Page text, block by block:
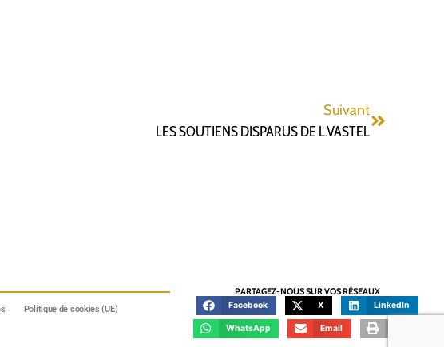
Suivant
LES SOUTIENS DISPARUS DE L.VASTEL
Politique de cookies (UE)
PARTAGEZ-NOUS SUR VOS RÉSEAUX
Facebook X LinkedIn
WhatsApp Email